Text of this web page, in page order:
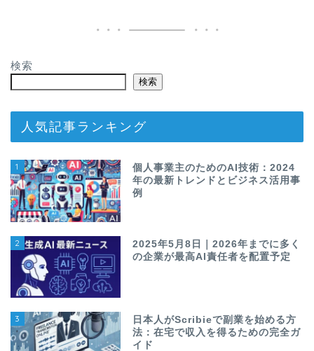
検索
検索
人気記事ランキング
1
個人事業主のためのAI技術：2024
年の最新トレンドとビジネス活用事
例
2
2025年5月8日｜2026年までに多く
の企業が最高AI責任者を配置予定
3
日本人がScribieで副業を始める方
法：在宅で収入を得るための完全ガ
イド